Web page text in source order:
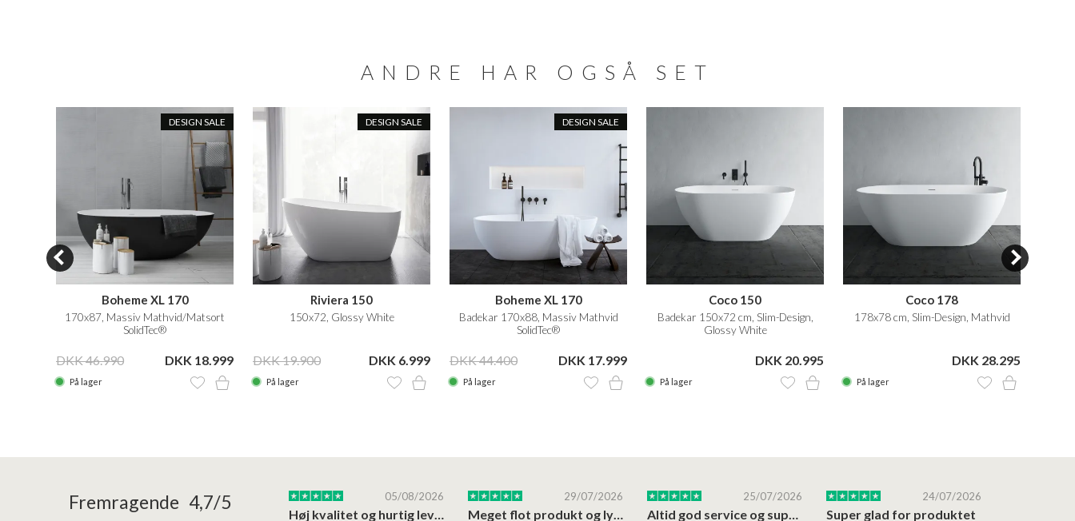
ANDRE HAR OGSÅ SET
DESIGN SALE
Boheme XL 170
170x87, Massiv Mathvid/Matsort
SolidTec®
DKK 46.990 DKK 18.999
På lager
DESIGN SALE
Riviera 150
150x72, Glossy White
DKK 19.900 DKK 6.999
På lager
DESIGN SALE
Boheme XL 170
Badekar 170x88, Massiv Mathvid
SolidTec®
DKK 44.400 DKK 17.999
På lager
Coco 150
Badekar 150x72 cm, Slim-Design,
Glossy White
DKK 20.995
På lager
Coco 178
178x78 cm, Slim-Design, Mathvid
DKK 28.295
På lager
Fremragende 4,7/5
24/01/2026
Superflot bademøbel og rigtig lynhurtig…
22/01/2026
Kanon god service
05/08/2026
Høj kvalitet og hurtig levering
29/07/2026
Meget flot produkt og lynhurtigt levering
25/07/2026 24/07/2026
Super glad for produktet